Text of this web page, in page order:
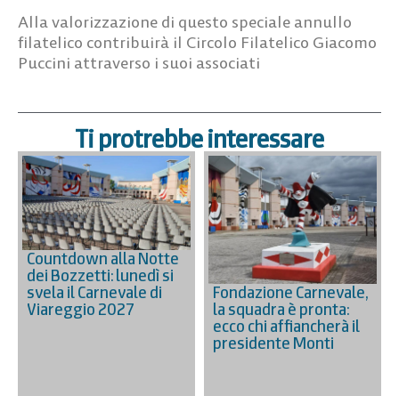
Alla valorizzazione di questo speciale annullo
filatelico contribuirà il Circolo Filatelico Giacomo
Puccini attraverso i suoi associati
Ti protrebbe interessare
Countdown alla Notte
dei Bozzetti: lunedì si
svela il Carnevale di
Viareggio 2027
Fondazione Carnevale,
la squadra è pronta:
ecco chi affiancherà il
presidente Monti